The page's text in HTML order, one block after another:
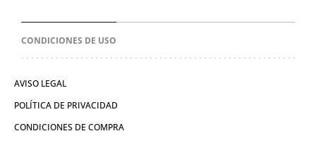
CONDICIONES DE USO
AVISO LEGAL
POLÍTICA DE PRIVACIDAD
CONDICIONES DE COMPRA